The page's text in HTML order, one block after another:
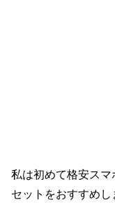
私は初めて格安スマ
セットをおすすめし